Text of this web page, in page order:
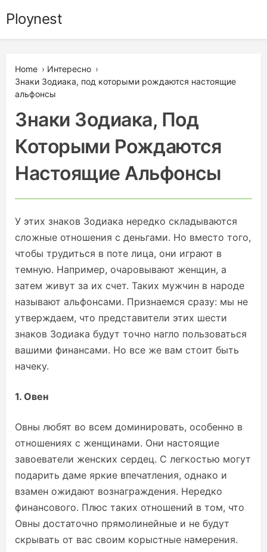
toPloynest
Home › Интересно ›
Знаки Зодиака, под которыми рождаются настоящие
альфонсы
Знаки Зодиака, Под
Которыми Рождаются
Настоящие Альфонсы
У этих знаков Зодиака нередко складываются
сложные отношения с деньгами. Но вместо того,
чтобы трудиться в поте лица, они играют в
темную. Например, очаровывают женщин, а
затем живут за их счет. Таких мужчин в народе
называют альфонсами. Признаемся сразу: мы не
утверждаем, что представители этих шести
знаков Зодиака будут точно нагло пользоваться
вашими финансами. Но все же вам стоит быть
начеку.
1. Овен
Овны любят во всем доминировать, особенно в
отношениях с женщинами. Они настоящие
завоеватели женских сердец. С легкостью могут
подарить даме яркие впечатления, однако и
взамен ожидают вознаграждения. Нередко
финансового. Плюс таких отношений в том, что
Овны достаточно прямолинейные и не будут
скрывать от вас своим корыстные намерения.